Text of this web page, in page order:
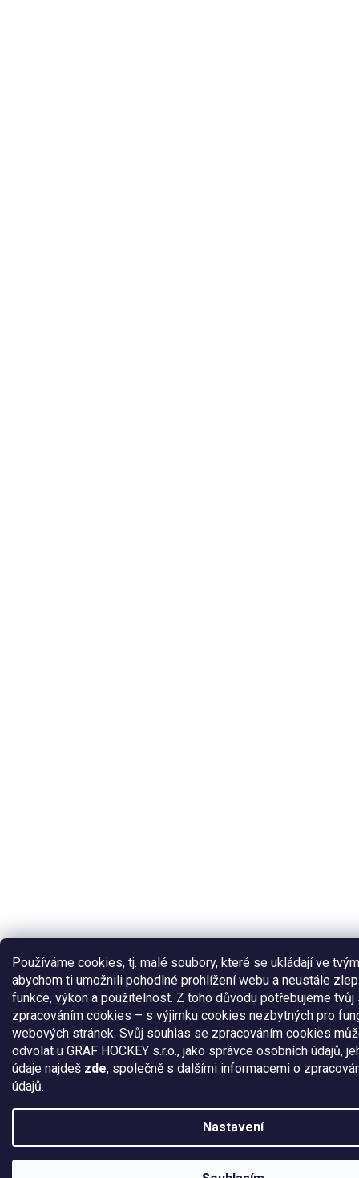
Používáme cookies, tj. malé soubory, které se ukládají ve
abychom ti umožnili pohodlné prohlížení webu a neustále
funkce, výkon a použitelnost. Z toho důvodu potřebujeme
zpracováním cookies – s výjimku cookies nezbytných pro
webových stránek. Svůj souhlas se zpracováním cookies
odvolat u GRAF HOCKEY s.r.o., jako správce osobních údajů,
údaje najdeš zde, společně s dalšími informacemi o
údajů.
Nastavení